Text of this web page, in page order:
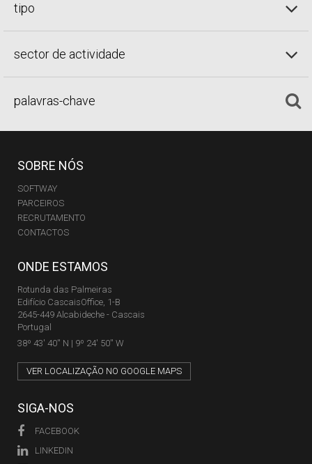
tipo
sector de actividade
SOBRE NÓS
SOFTWAY
PARCEIROS
RECRUTAMENTO
CONTACTOS
ONDE ESTAMOS
Rotunda das Palmeiras
Edifício CascaisOffice, 1-B
2645-449 Alcabideche - Cascais
Portugal
38º 43' 40'' N | 9º 24' 50'' W
VER LOCALIZAÇÃO NO GOOGLE MAPS
SIGA-NOS
FACEBOOK
LINKEDIN